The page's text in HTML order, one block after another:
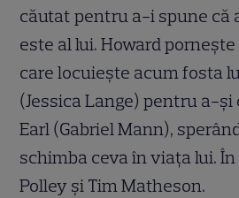
căutat pentru a-i spune că
este al lui. Howard
care locuieşte acum fosta
(Jessica Lange) pentru a-şi
Earl (Gabriel Mann),
schimba ceva în viaţa lui.
Polley şi Tim Matheson.